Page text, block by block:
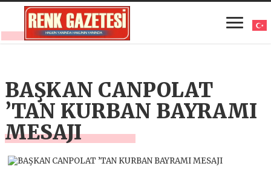
BAŞKAN CANPOLAT
’TAN KURBAN BAYRAMI
MESAJI